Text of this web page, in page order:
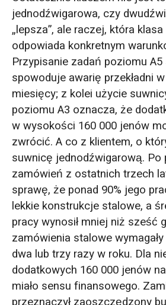
jednodźwigarowa, czy
„lepsza”, ale raczej, która
odpowiada konkretnym
Przypisanie zadań poziomu
spowoduje awarię przekładni
miesięcy; z kolei użycie
poziomu A3 oznacza, że
w wysokości 160 000 jenów
zwrócić. A co z klientem, o
suwnicę jednodźwigarową. Po
zamówień z ostatnich trzech
sprawę, że ponad 90% jego
lekkie konstrukcje stalowe, a
pracy wynosił mniej niż sześć
zamówienia stalowe
dwa lub trzy razy w roku. Dla
dodatkowych 160 000 jenów
miało sensu finansowego.